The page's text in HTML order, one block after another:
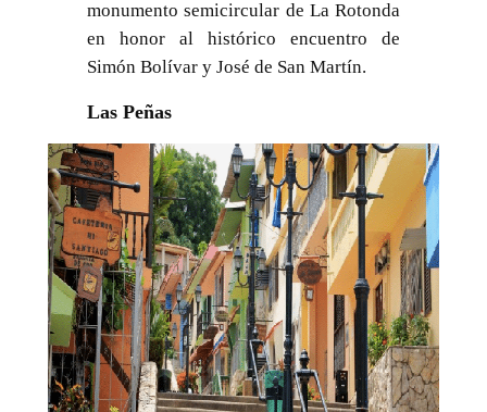
monumento semicircular de La Rotonda
en honor al histórico encuentro de
Simón Bolívar y José de San Martín.
Las Peñas